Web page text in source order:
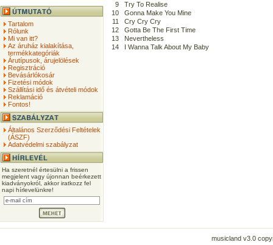
Tartalom
Rólunk
Mi van itt?
Az áruház kialakítása,
termékkategóriák
Árutípusok, árujelölések
Regisztráció
Bevásárlókosár
Fizetési módok
Szállítási idő és átvételi módok
Reklamáció
Fontos!
Általános Szerződési Feltételek
(ÁSZF)
Adatvédelmi szabályzat
Ha szeretnél értesülni a frissen
megjelent vagy újonnan beérkezett
kiadványokról, akkor iratkozz fel
napi hírlevelünkre!
9
Try To Realise
10
Gonna Make You Mine
11
Cry Cry Cry
12
Gotta Be The First Time
13
Nevertheless
14
I Wanna Talk About My Baby
musicland v3.0